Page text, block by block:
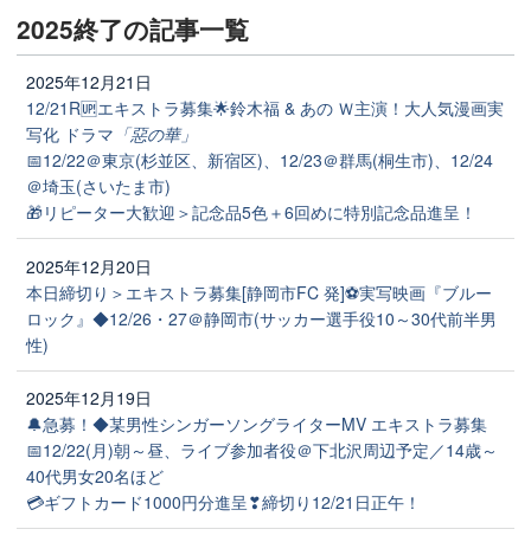
2025終了の記事一覧
2025年12月21日
12/21R🆙エキストラ募集🌟鈴木福 & あの Ｗ主演！大人気漫画実
写化 ドラマ 「惡の華」
📅12/22＠東京(杉並区、新宿区)、12/23＠群馬(桐生市)、12/24
＠埼玉(さいたま市)
🎁リピーター大歓迎＞記念品5色＋6回めに特別記念品進呈！
2025年12月20日
本日締切り＞エキストラ募集[静岡市FC 発]⚽実写映画『ブルー
ロック』◆12/26・27＠静岡市(サッカー選手役10～30代前半男
性)
2025年12月19日
🔔急募！◆某男性シンガーソングライターMV エキストラ募集
📅12/22(月)朝～昼、ライブ参加者役＠下北沢周辺予定／14歳～
40代男女20名ほど
💳ギフトカード1000円分進呈❣締切り12/21日正午！